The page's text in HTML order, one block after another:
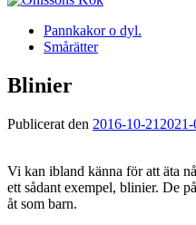
Pannkakor o dyl.
Smårätter
Blinier
Publicerat den 2016-10-21 2021-
Vi kan ibland känna för att äta
ett sådant exempel, blinier. De
åt som barn.